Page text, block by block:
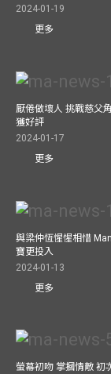
2024-01-19
更多
厭倦做壞人 挑戰慈父
獲好評
2024-01-17
更多
與梁仲恆惺惺相惜
寶更投入
2024-01-13
更多
螢幕初吻 掌摑情敵 初